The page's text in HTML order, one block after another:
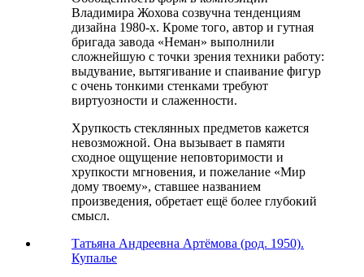
Владимира Жохова созвучна тенденциям
дизайна 1980-х. Кроме того, автор и гутная
бригада завода «Неман» выполнили
сложнейшую с точки зрения техники работу:
выдувание, вытягивание и спаивание фигур
с очень тонкими стенками требуют
виртуозности и слаженности.
Хрупкость стеклянных предметов кажется
невозможной. Она вызывает в памяти
сходное ощущение неповторимости и
хрупкости мгновения, и пожелание «Мир
дому твоему», ставшее названием
произведения, обретает ещё более глубокий
смысл.
Татьяна Андреевна Артёмова (род. 1950).
Купалье